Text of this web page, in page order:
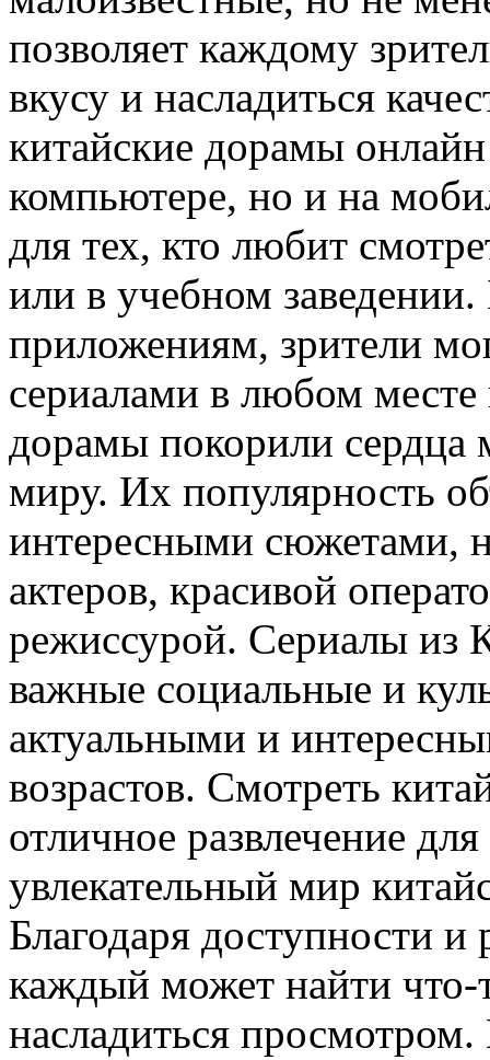
позволяет каждому
вкусу и насладиться
китайские дорамы
компьютере, но и на
для тех, кто любит
или в учебном
приложениям, зрители
сериалами в любом
дорамы покорили сердца
миру. Их популярность
интересными сюжетами,
актеров, красивой
режиссурой. Сериалы из
важные социальные и
актуальными и
возрастов. Смотреть
отличное развлечение
увлекательный мир
Благодаря доступности и
каждый может найти что-
насладиться